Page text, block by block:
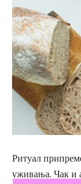
Ритуал
уживања. Чак и